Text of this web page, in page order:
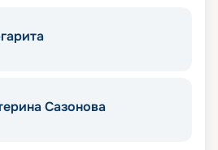
Сазонова